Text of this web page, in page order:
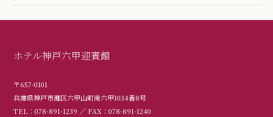
ホテル神戸六甲迎賓館
〒657-0101
兵庫県神戸市灘区六甲山町南六甲1034番8号
TEL：078-891-1239 ／ FAX：078-891-1240